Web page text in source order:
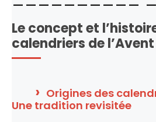
Le concept et
calendriers de l’Avent
Origines des
Une tradition revisitée